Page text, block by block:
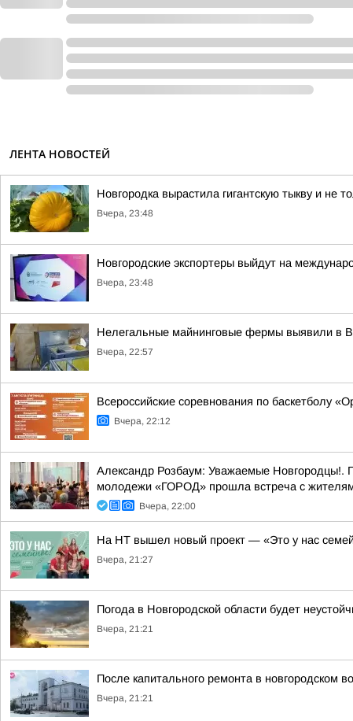
ЛЕНТА НОВОСТЕЙ
Новгородка вырастила гигантскую тыкву и не
Вчера, 23:48
Новгородские экспортеры выйдут на
Вчера, 23:48
Нелегальные майнинговые фермы выявили в
Вчера, 22:57
Всероссийские соревнования по баскетболу
Вчера, 22:12
Александр Розбаум: Уважаемые Новгородцы!.
молодежи «ГОРОД» прошла встреча с
Вчера, 22:00
На НТ вышел новый проект — «Это у нас
Вчера, 21:27
Погода в Новгородской области будет
Вчера, 21:21
После капитального ремонта в новгородском
Вчера, 21:21